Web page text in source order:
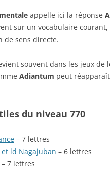
appelle ici la réponse
sur un vocabulaire
de sens directe.
souvent dans les jeux
Adiantum peut
du niveau 770
– 7 lettres
ld Nagajuban – 6 lettres
– 7 lettres